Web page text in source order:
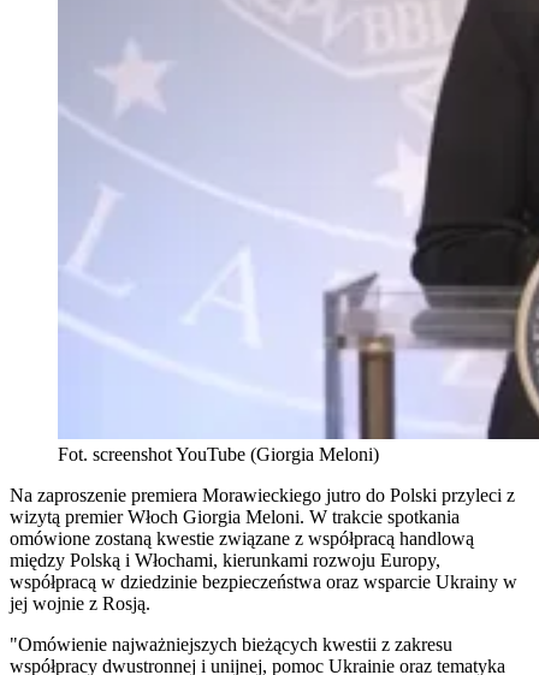
Fot. screenshot YouTube (Giorgia Meloni)
Na zaproszenie premiera Morawieckiego jutro do Polski przyleci z
wizytą premier Włoch Giorgia Meloni. W trakcie spotkania
omówione zostaną kwestie związane z współpracą handlową
między Polską i Włochami, kierunkami rozwoju Europy,
współpracą w dziedzinie bezpieczeństwa oraz wsparcie Ukrainy w
jej wojnie z Rosją.
"Omówienie najważniejszych bieżących kwestii z zakresu
współpracy dwustronnej i unijnej, pomoc Ukrainie oraz tematyka